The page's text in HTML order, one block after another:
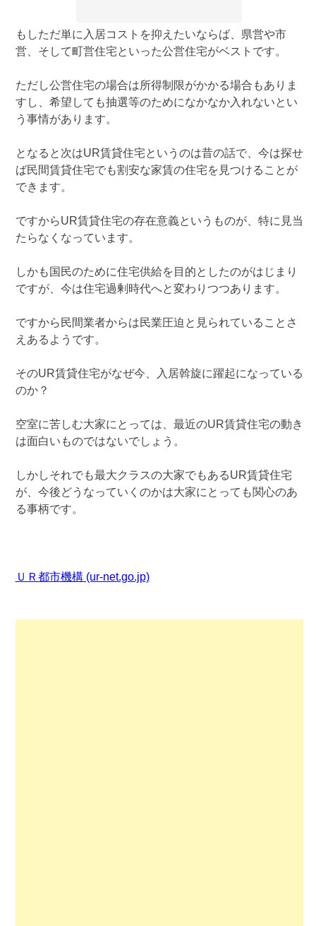
もしただ単に入居コストを抑えたいならば、県営や市
営、そして町営住宅といった公営住宅がベストです。
ただし公営住宅の場合は所得制限がかかる場合もありま
すし、希望しても抽選等のためになかなか入れないとい
う事情があります。
となると次はUR賃貸住宅というのは昔の話で、今は探せ
ば民間賃貸住宅でも割安な家賃の住宅を見つけることが
できます。
ですからUR賃貸住宅の存在意義というものが、特に見当
たらなくなっています。
しかも国民のために住宅供給を目的としたのがはじまり
ですが、今は住宅過剰時代へと変わりつつあります。
ですから民間業者からは民業圧迫と見られていることさ
えあるようです。
そのUR賃貸住宅がなぜ今、入居斡旋に躍起になっている
のか？
空室に苦しむ大家にとっては、最近のUR賃貸住宅の動き
は面白いものではないでしょう。
しかしそれでも最大クラスの大家でもあるUR賃貸住宅
が、今後どうなっていくのかは大家にとっても関心のあ
る事柄です。
ＵＲ都市機構 (ur-net.go.jp)